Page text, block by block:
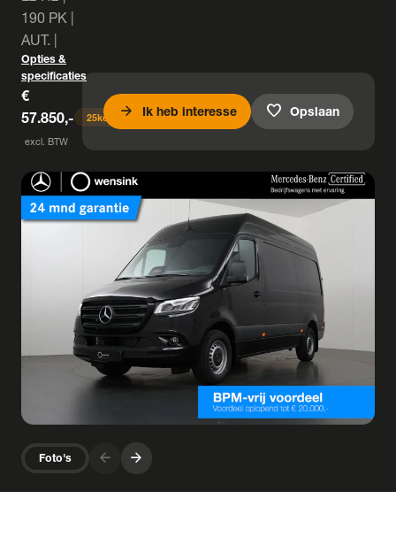
190 PK |
AUT. |
Opties &
specificaties
€
57.850,-
excl. BTW
25keer bekeken
arrow_forward Ik heb interesse favorite Opslaan
Foto's arrow_forward arrow_forward